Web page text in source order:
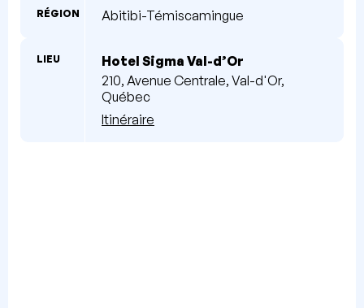
RÉGION Abitibi-Témiscamingue
LIEU
Hotel Sigma Val-d’Or
210, Avenue Centrale, Val-d'Or,
Québec
Itinéraire